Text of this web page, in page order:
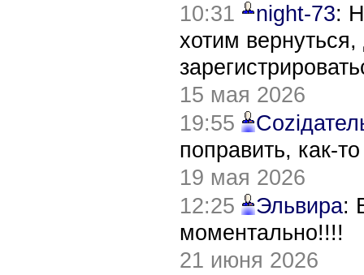
10:31
night-73:
хотим
15 мая 2026
19:55
поправить, как-
19 мая 2026
12:25
Эльвира:
моментально!!!!
21 июня 2026